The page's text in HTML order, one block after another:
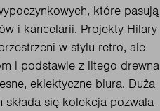
które pasują
i kancelarii. Projekty Hilary
w stylu retro, ale
i podstawie z litego drewna
eklektyczne biura. Duża
się kolekcja pozwala